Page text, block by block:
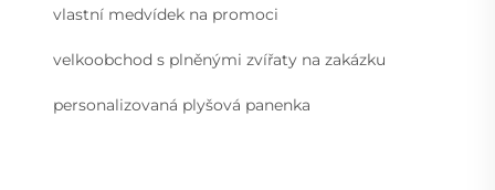
vlastní medvídek na promoci
velkoobchod s plněnými zvířaty na zakázku
personalizovaná plyšová panenka